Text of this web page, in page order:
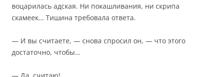
воцарилась адская. Ни покашливания, ни скрипа
скамеек… Тишина требовала ответа.
— И вы считаете, — снова спросил он, — что этого
достаточно, чтобы…